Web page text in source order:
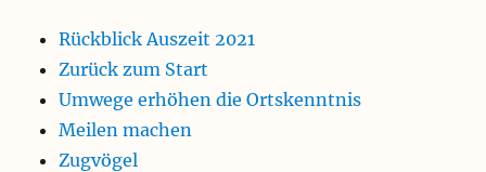
Rückblick Auszeit 2021
Zurück zum Start
Umwege erhöhen die Ortskenntnis
Meilen machen
Zugvögel